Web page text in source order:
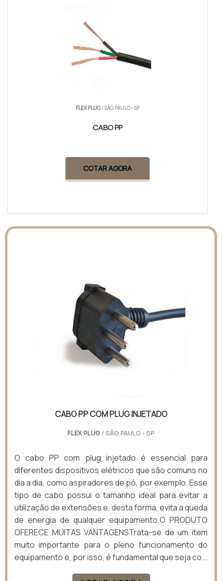
FLEX PLUG/ SÃO PAULO - SP
CABO PP
COTAR AGORA
CABO PP COM PLUG INJETADO
FLEX PLUG / SÃO PAULO - SP
O cabo PP com plug injetado é essencial para
diferentes dispositivos elétricos que são comuns no
dia a dia, como aspiradores de pó, por exemplo. Esse
tipo de cabo possui o tamanho ideal para evitar a
utilização de extensões e, desta forma, evita a queda
de energia de qualquer equipamento.O PRODUTO
OFERECE MUITAS VANTAGENSTrata-se de um item
muito importante para o pleno funcionamento do
equipamento e, por isso, é fundamental que seja co...